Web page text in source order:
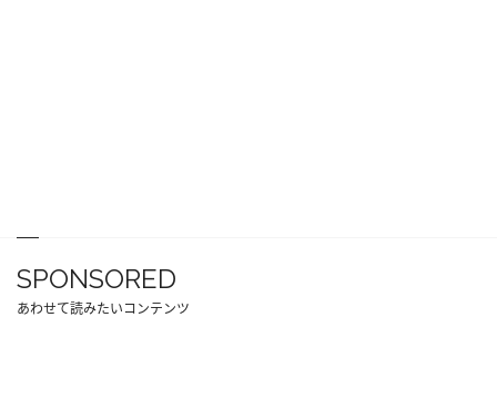
SPONSORED
あわせて読みたいコンテンツ